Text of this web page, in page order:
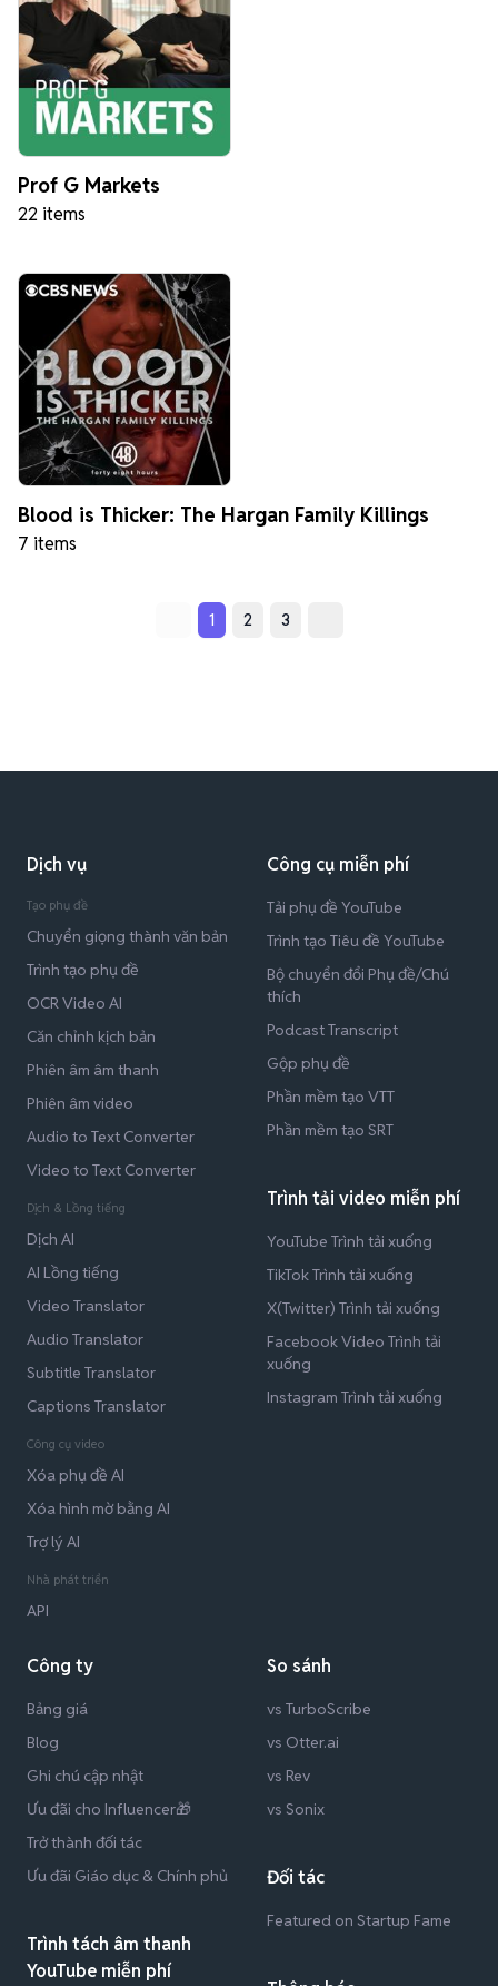
Prof G Markets
22 items
Blood is Thicker: The Hargan Family Killings
7 items
1 2 3
Dịch vụ
Tạo phụ đề
Chuyển giọng thành văn bản
Trình tạo phụ đề
OCR Video AI
Căn chỉnh kịch bản
Phiên âm âm thanh
Phiên âm video
Audio to Text Converter
Video to Text Converter
Dịch & Lồng tiếng
Dịch AI
AI Lồng tiếng
Video Translator
Audio Translator
Subtitle Translator
Captions Translator
Công cụ video
Xóa phụ đề AI
Xóa hình mờ bằng AI
Trợ lý AI
Nhà phát triển
API
Công cụ miễn phí
Tải phụ đề YouTube
Trình tạo Tiêu đề YouTube
Bộ chuyển đổi Phụ đề/Chú
thích
Podcast Transcript
Gộp phụ đề
Phần mềm tạo VTT
Phần mềm tạo SRT
Trình tải video miễn phí
YouTube Trình tải xuống
TikTok Trình tải xuống
X(Twitter) Trình tải xuống
Facebook Video Trình tải
xuống
Instagram Trình tải xuống
Công ty
Bảng giá
Blog
Ghi chú cập nhật
Ưu đãi cho Influencer🎁
Trở thành đối tác
Ưu đãi Giáo dục & Chính phủ
Trình tách âm thanh
YouTube miễn phí
So sánh
vs TurboScribe
vs Otter.ai
vs Rev
vs Sonix
Đối tác
Featured on Startup Fame